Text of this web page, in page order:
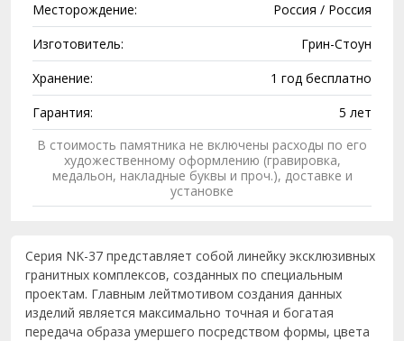
Месторождение:
Россия / Россия
Изготовитель:
Грин-Стоун
Хранение:
1 год бесплатно
Гарантия:
5 лет
В стоимость памятника не включены расходы по его
художественному оформлению (гравировка,
медальон, накладные буквы и проч.), доставке и
установке
Серия NK-37 представляет собой линейку эксклюзивных
гранитных комплексов, созданных по специальным
проектам. Главным лейтмотивом создания данных
изделий является максимально точная и богатая
передача образа умершего посредством формы, цвета